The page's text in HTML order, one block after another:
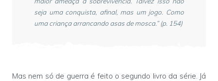
seja uma conquista, afinal, mas um jogo. Como
uma criança arrancando asas de mosca.” (p. 154)
Mas nem só de guerra é feito o segundo livro da série. Já